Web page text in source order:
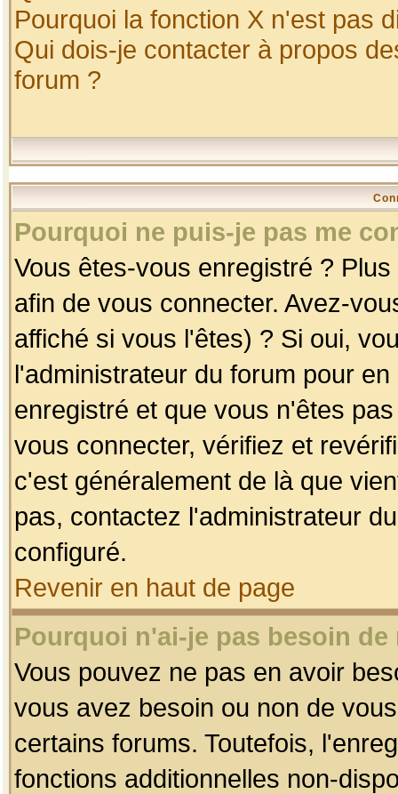
Pourquoi la fonction X n'est pas
Qui dois-je contacter à propos
forum ?
Pourquoi ne puis-je pas me
Vous êtes-vous enregistré ?
afin de vous connecter. Avez-
affiché si vous l'êtes) ? Si oui,
l'administrateur du forum pour
enregistré et que vous n'êtes
vous connecter, vérifiez et
c'est généralement de là que
pas, contactez l'administrateur
configuré.
Revenir en haut de page
Pourquoi n'ai-je pas besoin
Vous pouvez ne pas en avoir
vous avez besoin ou non de
certains forums. Toutefois,
fonctions additionnelles non-